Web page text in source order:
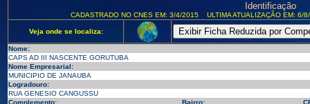
Identificação
CADASTRADO NO CNES EM: 3/4/2015 ULTIMA ATUALIZAÇÃO EM:
Veja onde se localiza:
Nome:
CAPS AD III NASCENTE GORUTUBA
Nome Empresarial:
MUNICIPIO DE JANAUBA
Logradouro:
RUA GENESIO CANGUSSU
Complemento:
Bairro: